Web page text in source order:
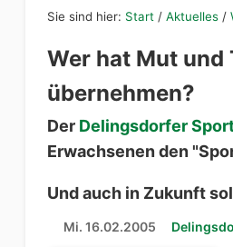
Sie sind hier: Start / Aktuelles /
Wer hat Mut
übernehmen?
Der Delingsdorfer
Erwachsenen den
Und auch in Zukunft
Mi. 16.02.2005